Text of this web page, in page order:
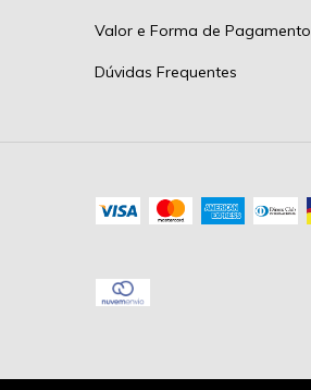
Valor e Forma de Pagamento
Dúvidas Frequentes